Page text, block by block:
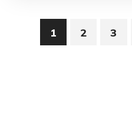
1 2 3